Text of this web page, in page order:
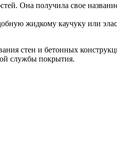
Она получила свое
жидкому каучуку или
стен и бетонных
службы покрытия.